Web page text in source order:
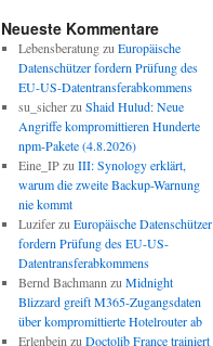
Neueste Kommentare
Lebensberatungzu Europäische
Datenschützer fordern Prüfung des
EU-US-Datentransferabkommens
su_sicherzu Shaid Hulud: Neue
Angriffe kompromittieren Hunderte
npm-Pakete (4.8.2026)
Eine_IPzu III: Synology erklärt,
warum die zweite Backup-Warnung
nie kommt
Luziferzu Europäische Datenschützer
fordern Prüfung des EU-US-
Datentransferabkommens
Bernd Bachmann zu Midnight
Blizzard greift M365-Zugangsdaten
über kompromittierte Hotelrouter ab
Erlenbein zu Doctolib France trainiert